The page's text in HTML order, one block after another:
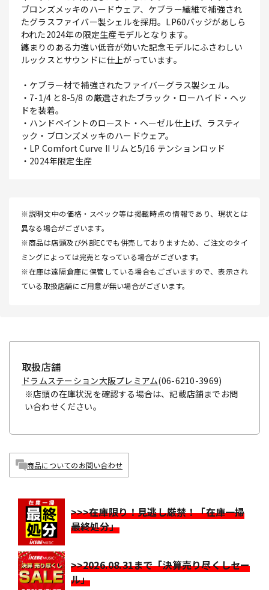
ブロンズメッキのハードウェア、ケブラー繊維で補強され
たグラスファイバー製シェルを採用。LP60バッジがあしら
われた2024年の限定生産モデルとなります。
纏まりのある力強い低音が効いた記念モデルにふさわしい
ルックスとサウンドに仕上がっています。
・ケブラー材で補強されたファイバーグラス製シェル。
・7-1/4 と8-5/8 の厳選されたブラック・ローハイド・ヘッ
ドを装着。
・ハンドペイントのロースト・ヘーゼル仕上げ、ラスティ
ック・ブロンズメッキのハードウェア。
・LP Comfort Curve II リムと5/16 テンションロッド
・2024年限定生産
※説明文中の価格・スペック等は掲載時点の情報であり、現状とは
異なる場合がございます。
※商品は店頭及び外部ECでも併売しておりますため、ご注文のタイ
ミングによっては完売となっている場合がございます。
※在庫は遠隔倉庫に保管している場合もございますので、表示され
ている取扱店舗にご用意が無い場合がございます。
取扱店舗
ドラムステーション大阪プレミアム(06-6210-3969)
※店頭の在庫状況を確認する場合は、記載店舗までお問
い合わせください。
商品についてのお問い合わせ
>>>在庫限り！見逃し厳禁！「在庫一掃
最終処分」
>>2026.08.31まで「決算売り尽くしセー
ル」